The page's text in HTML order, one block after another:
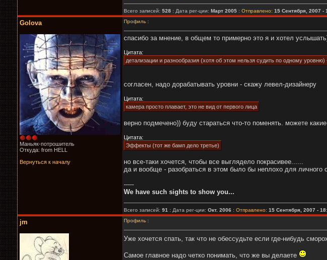
Всего записей: 528 : Дата рег-ции: Март 2005 : Отправлено: 15 Сентября, 2007 -
Golova
Маньяк-потрошитель
Откуда: from HELL
Вернуться к началу
Профиль :
спасибо за мнение, в общем то примерно это я и хотел
Цитата:
детализации и разнообразия (хотя об этом нельзя судить по одному
согласен, надо дорабатывать уровни - скажу левел-дизайнеру
Цитата:
камера просто плавает, это не вид от первого лица
верно подмечено)) буду стараться что-то поменять. можете
Цитата:
Эффекты (тот же бамп дело третье)
но все-таки хочется, чтобы все выглядело покрасивее......
да и вообще - разобраться в этом было бы неплохо для личного
-----
We have such sights to show you...
Всего записей: 91 : Дата рег-ции: Окт. 2006 : Отправлено: 15 Сентября, 2007 -
jm Профиль :
Уже хочется спать, так что не обессудьте если где-нибудь
Самое главное надо четко понимать, что же вы делаете